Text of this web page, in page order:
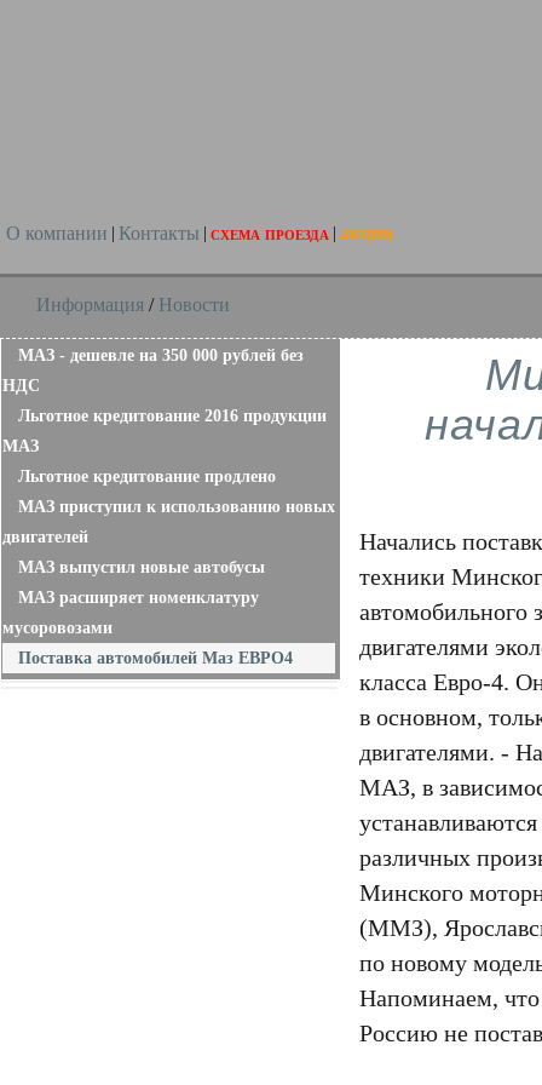
О компании Контакты схема проезда акции
Информация / Новости
МАЗ - дешевле на 350 000 рублей без
НДС
Льготное кредитование 2016 продукции
МАЗ
Льготное кредитование продлено
МАЗ приступил к использованию новых
двигателей
МАЗ выпустил новые автобусы
МАЗ расширяет номенклатуру
мусоровозами
Поставка автомобилей Маз ЕВРО4
Начались
техники
автомобильного
двигателями
класса Евро-4.
в основном,
двигателями. -
МАЗ, в
устанавливаются
различных
Минского
(ММЗ),
по новому
Напоминаем,
Россию не